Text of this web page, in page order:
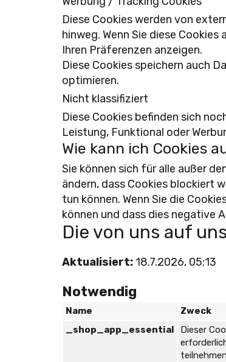
Diese Cookies werden von
hinweg. Wenn Sie diese
Ihren Präferenzen anzeigen.
Diese Cookies speichern auch
optimieren.
Nicht klassifiziert
Diese Cookies befinden sich
Leistung, Funktional oder
Wie kann ich Cookies
Sie können sich für alle außer
ändern, dass Cookies blockiert
tun können. Wenn Sie die
können und dass dies negative
Die von uns auf
Aktualisiert: 18.7.2026, 05:13
Notwendig
Name Zweck
_shop_app_essential
Dieser